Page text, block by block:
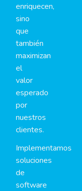
enriquecen,
sino
que
también
maximizan
el
valor
esperado
por
nuestros
clientes.
Implementamos
soluciones
de
software